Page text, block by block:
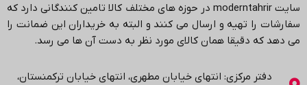
سایتmoderntahrir در حوزه های مختلف کالا تامین کنندگانی دارد که
سفارشات را تهیه و ارسال می کنند و البته به خریداران این ضمانت را
می دهد که دقیقا همان کالای مورد نظر به دست آن ها می رسد.
دفتر مرکزی: انتهاي خیابان مطهری، انتهاي خیابان ترکمنستان،